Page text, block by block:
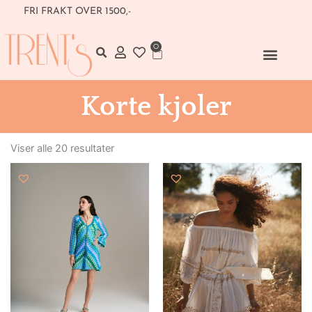
Hopp
innholdet
OVER 1500,-
0
Handlekurv
Korte kjoler
Viser alle 20 resultater
Sortert
etter